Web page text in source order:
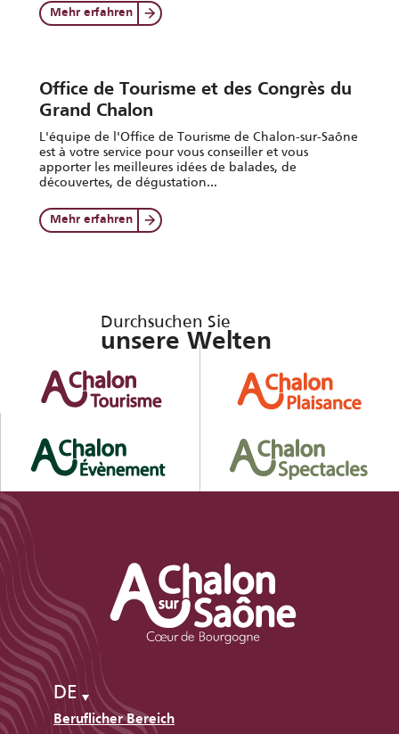
Mehr erfahren
Office de Tourisme et des Congrès du
Grand Chalon
L'équipe de l'Office de Tourisme de Chalon-sur-Saône
est à votre service pour vous conseiller et vous
apporter les meilleures idées de balades, de
découvertes, de dégustation...
Mehr erfahren
Durchsuchen Sie
unsere Welten
DE
Beruflicher Bereich